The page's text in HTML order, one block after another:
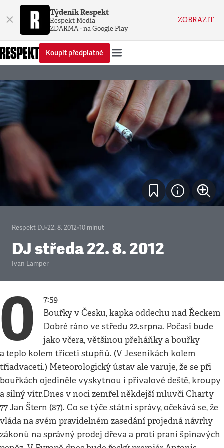
× Týdeník Respekt
Respekt Media
ZDARMA - na Google Play
ZOBRAZIT
Koupit předplatné
Respekt DJ•22. 8. 2012•10 minut
DJ středa 22. 8. 2012
Ivan Lamper
0
7:59
Bouřky v Česku, kapka oddechu nad Řeckem
Dobré ráno ve středu 22.srpna. Počasí bude
jako včera, většinou přeháňky a bouřky
a teplo kolem třiceti stupňů. (V Jeseníkách kolem
třiadvaceti.) Meteorologický ústav ale varuje, že se při
bouřkách ojediněle vyskytnou i přívalové deště, kroupy
a silný vítr.Dnes v noci zemřel někdejší mluvčí Charty
77 Jan Štern (87). Co se týče státní správy, očekává se, že
vláda na svém pravidelném zasedání projedná návrhy
zákonů na správný prodej dřeva a proti praní špinavých